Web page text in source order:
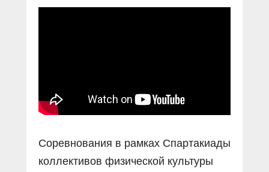
Социальные ролики
Соревнования в рамках Спартакиады
коллективов физической культуры